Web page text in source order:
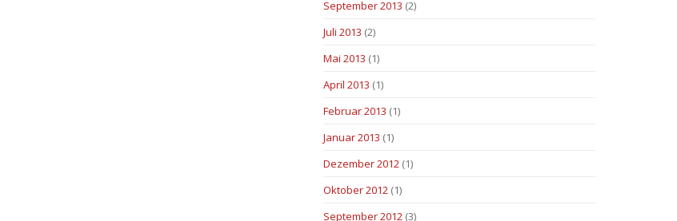
September 2013 (2)
Juli 2013 (2)
Mai 2013 (1)
April 2013 (1)
Februar 2013 (1)
Januar 2013 (1)
Dezember 2012 (1)
Oktober 2012 (1)
September 2012 (3)